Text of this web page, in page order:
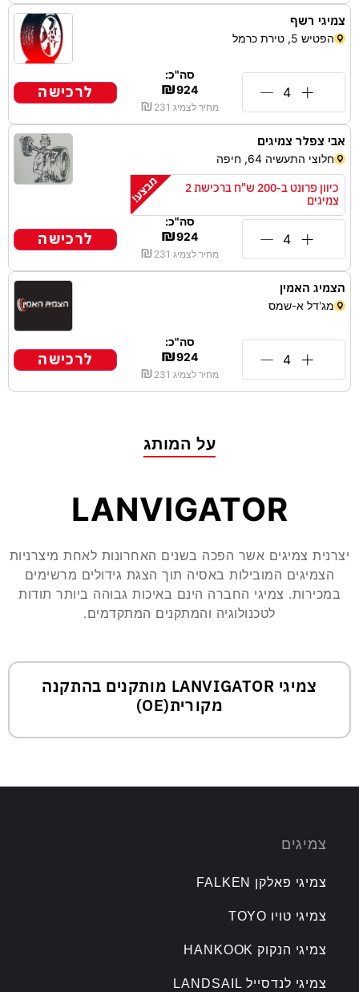
צמיגי רשף
הפטיש 5, טירת כרמל
סה"כ:
₪924
מחיר לצמיג ₪ 231
לרכישה
אבי צפלר צמיגים
חלוצי התעשיה 64, חיפה
כיוון פרונט ב-200 ש"ח ברכישת 2
צמיגים
סה"כ:
₪924
מחיר לצמיג ₪ 231
לרכישה
הצמיג האמין
מג'דל א-שמס
סה"כ:
₪924
מחיר לצמיג ₪ 231
לרכישה
על המותג
LANVIGATOR
יצרנית צמיגים אשר הפכה בשנים האחרונות לאחת מיצרניות
הצמיגים המובילות באסיה תוך הצגת גידולים מרשימים
במכירות. צמיגי החברה הינם באיכות גבוהה ביותר תודות
לטכנולוגיה והמתקנים המתקדמים.
צמיגי LANVIGATOR מותקנים בהתקנה
מקורית(OE)
צמיגים
צמיגי פאלקן FALKEN
צמיגי טויו TOYO
צמיגי הנקוק HANKOOK
צמיגי לנדסייל LANDSAIL